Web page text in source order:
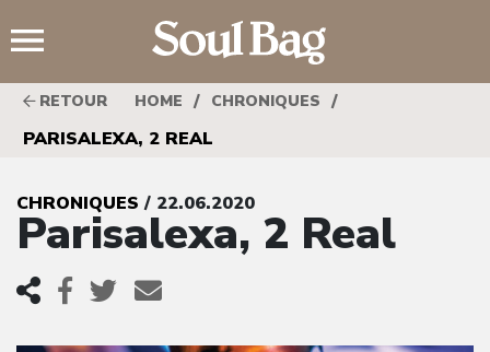
RETOUR HOME / CHRONIQUES /
PARISALEXA, 2 REAL
CHRONIQUES / 22.06.2020
Parisalexa, 2 Real